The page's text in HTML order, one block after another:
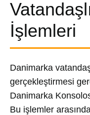
İşlemleri
Danimarka
gerçekleştirmesi
Danimarka
Bu işlemler